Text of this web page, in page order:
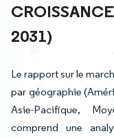
2031)
Le rapport sur le
par géographie
Asie-Pacifique,
comprend une